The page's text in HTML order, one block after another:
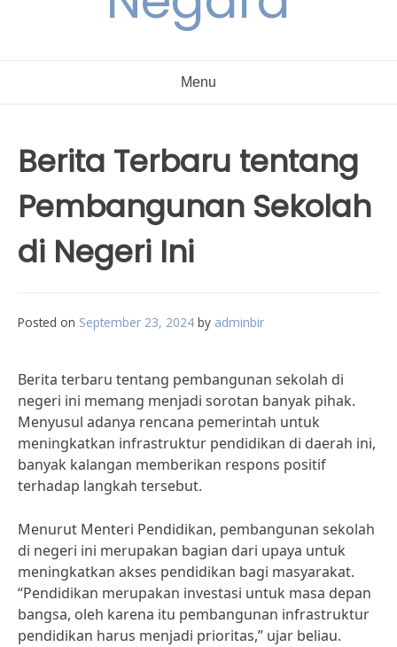
Menu
Berita Terbaru tentang
Pembangunan Sekolah
di Negeri Ini
Posted on September 23, 2024 by adminbir
Berita terbaru tentang pembangunan sekolah di
negeri ini memang menjadi sorotan banyak pihak.
Menyusul adanya rencana pemerintah untuk
meningkatkan infrastruktur pendidikan di daerah ini,
banyak kalangan memberikan respons positif
terhadap langkah tersebut.
Menurut Menteri Pendidikan, pembangunan sekolah
di negeri ini merupakan bagian dari upaya untuk
meningkatkan akses pendidikan bagi masyarakat.
“Pendidikan merupakan investasi untuk masa depan
bangsa, oleh karena itu pembangunan infrastruktur
pendidikan harus menjadi prioritas,” ujar beliau.